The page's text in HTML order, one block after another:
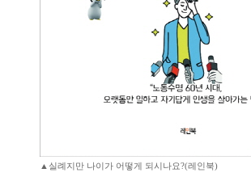
▲실례지만 나이가 어떻게 되시나요?(레인북)